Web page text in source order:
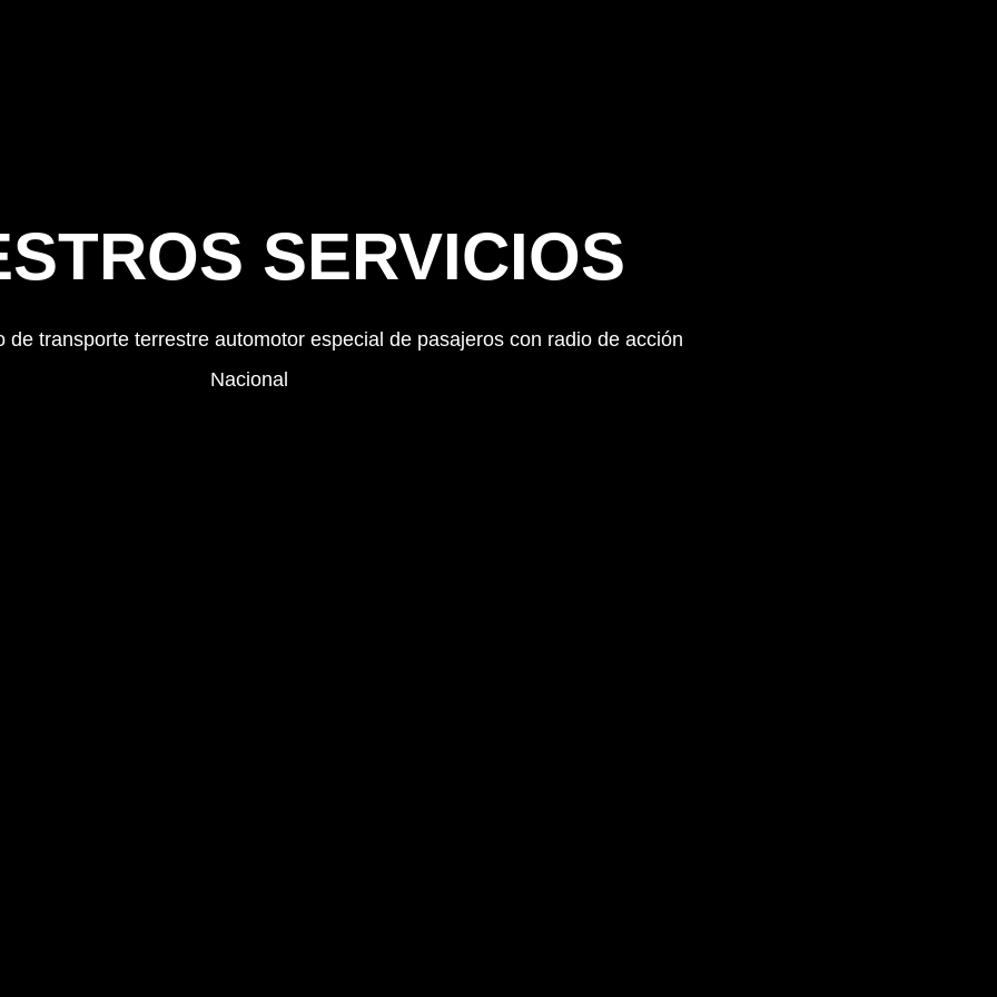
SERVICIOS
de transporte terrestre automotor especial de pasajeros con radio de acción
Nacional